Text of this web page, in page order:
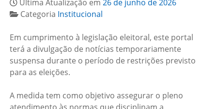
Última Atualização em 26 de junho de 2026
Categoria Institucional
Em cumprimento à legislação eleitoral, este portal
terá a divulgação de notícias temporariamente
suspensa durante o período de restrições previsto
para as eleições.
A medida tem como objetivo assegurar o pleno